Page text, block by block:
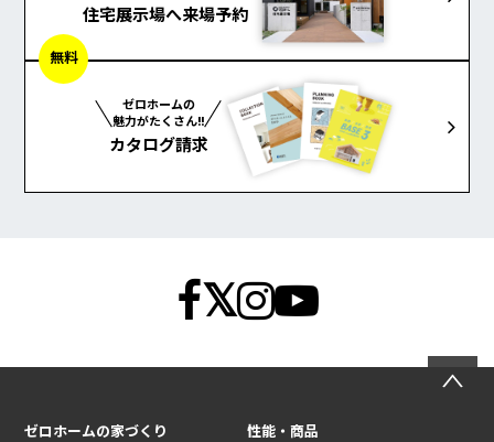
住宅展示場へ来場予約
ゼロホームの
魅力がたくさん!!
カタログ請求
無料
ゼロホームの家づくり 性能・商品